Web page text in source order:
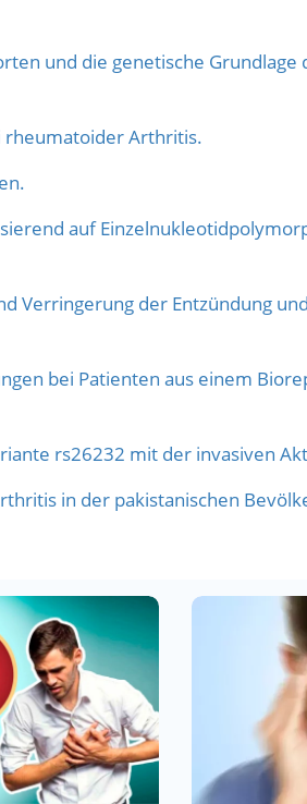
und die genetische Grundlage
rheumatoider Arthritis.
auf
Verringerung der Entzündung
bei Patienten aus einem
rs26232 mit der invasiven
in der pakistanischen